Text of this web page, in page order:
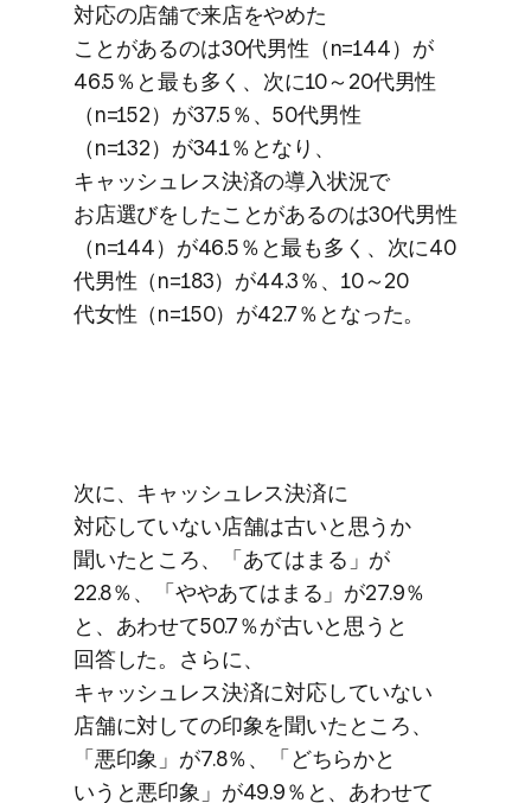
対応の​店舗で​来店を​やめた​
ことがあるのは​30​代男性​（n=144）が​
46.5％と​最も​多く、​次に​10～20​代男性​
（n=152）が​37.5％、​50​代男性​
（n=132）が​34.1％と​なり、​
キャッシュレス決済の​導入状況で​
お店選びを​したことがあるのは​30​代男性​
（n=144）が​46.5％と​最も​多く、​次に​40​
代男性​（n=183）が​44.3％、​10～20​
代女性​（n=150）が​42.7％と​なった。
次に、​キャッシュレス決済に​
対応していない​店舗は​古いと​思うか​
聞いた​ところ、​「あては​まる」が​
22.8％、​「やや​あては​まる」が​27.9％
と、​あわせて​50.7％が​古いと​思うと​
回答した。​さらに、​
キャッシュレス決済に​対応していない​
店舗に​対しての​印象を​聞いた​ところ、​
「悪印象」が​7.8％、​「どちらかと​
いうと​悪印象」が​49.9％と、​あわせて​